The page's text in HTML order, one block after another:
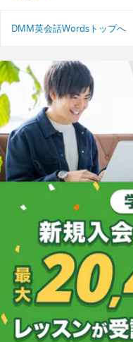
DMM英会話Wordsトップへ